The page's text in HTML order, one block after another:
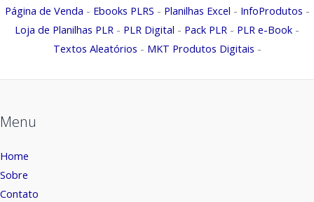
Página de Venda - Ebooks PLRS - Planilhas Excel - InfoProdutos -
Loja de Planilhas PLR - PLR Digital - Pack PLR - PLR e-Book -
Textos Aleatórios - MKT Produtos Digitais -
Menu
Home
Sobre
Contato